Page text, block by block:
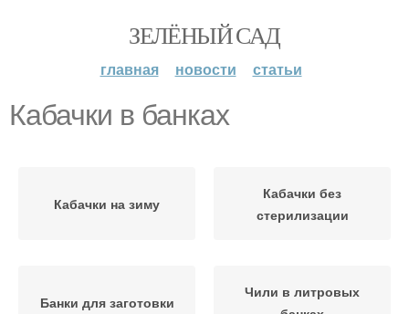
ЗЕЛЁНЫЙ САД
главная новости статьи
Кабачки в банках
Кабачки на зиму
Кабачки без
стерилизации
Банки для заготовки
Чили в литровых